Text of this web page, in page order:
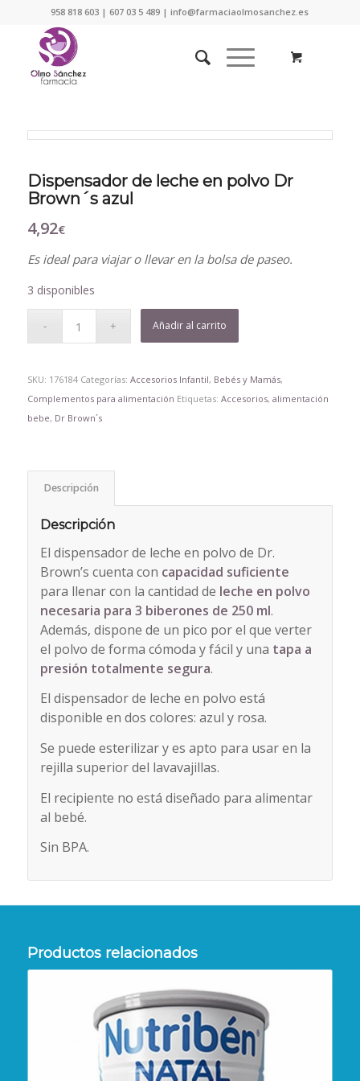
958 818 603 | 607 03 5 489 | info@farmaciaolmosanchez.es
Dispensador de leche en polvo Dr
Brown´s azul
4,92€
Es ideal para viajar o llevar en la bolsa de paseo.
3 disponibles
Añadir al carrito
SKU: 176184 Categorías: Accesorios Infantil, Bebés y Mamás,
Complementos para alimentación Etiquetas: Accesorios, alimentación
bebe, Dr Brown´s
Descripción
Descripción
El dispensador de leche en polvo de Dr.
Brown’s cuenta con capacidad suficiente
para llenar con la cantidad de leche en polvo
necesaria para 3 biberones de 250 ml.
Además, dispone de un pico por el que verter
el polvo de forma cómoda y fácil y una tapa a
presión totalmente segura.
El dispensador de leche en polvo está
disponible en dos colores: azul y rosa.
Se puede esterilizar y es apto para usar en la
rejilla superior del lavavajillas.
El recipiente no está diseñado para alimentar
al bebé.
Sin BPA.
Productos relacionados